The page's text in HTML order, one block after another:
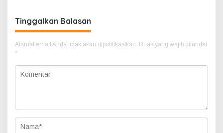
Tinggalkan Balasan
Alamat email Anda tidak akan dipublikasikan. Ruas yang wajib ditandai
*